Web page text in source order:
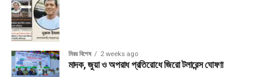
মিরর বিশেষ 2 weeks ago
মাদক, জুয়া ও অপরাধ প্রতিরোধে জিরো টলারেন্স ঘোষণা